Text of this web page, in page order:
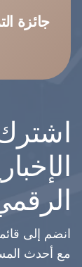
جائزة
انضم إلى
مع أحدث